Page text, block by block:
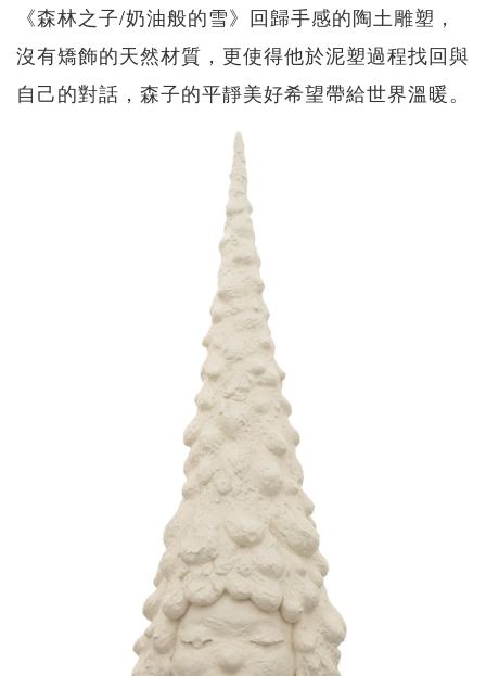
《森林之子/奶油般的雪》回歸手感的陶土雕塑，
沒有矯飾的天然材質，更使得他於泥塑過程找回與
自己的對話，森子的平靜美好希望帶給世界溫暖。